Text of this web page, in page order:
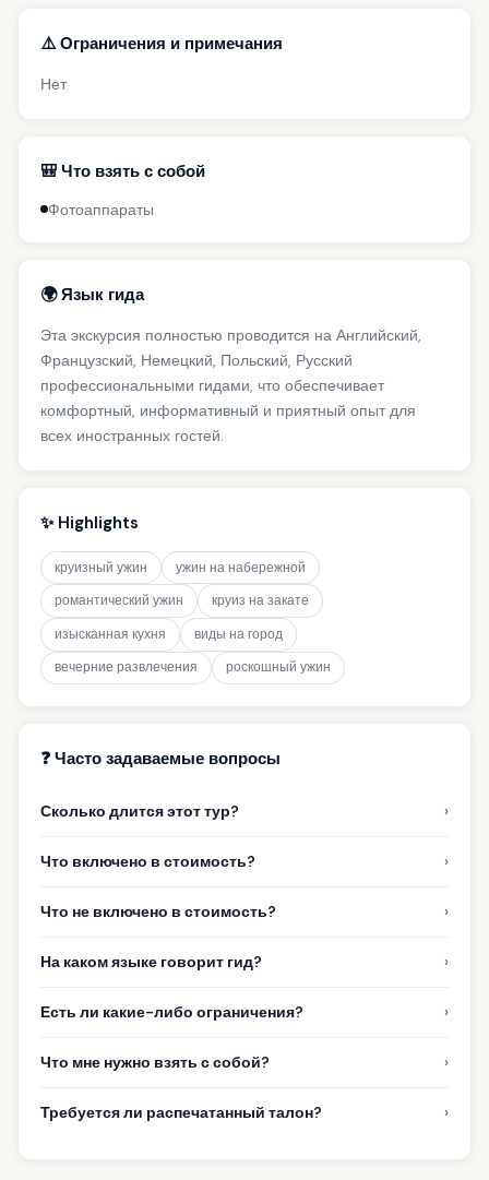
⚠️ Ограничения и примечания
Нет
🎒 Что взять с собой
Фотоаппараты
🌍 Язык гида
Эта экскурсия полностью проводится на Английский,
Французский, Немецкий, Польский, Русский
профессиональными гидами, что обеспечивает
комфортный, информативный и приятный опыт для
всех иностранных гостей.
✨ Highlights
круизный ужин
ужин на набережной
романтический ужин
круиз на закате
изысканная кухня
виды на город
вечерние развлечения
роскошный ужин
❓ Часто задаваемые вопросы
Сколько длится этот тур? ›
Что включено в стоимость? ›
Что не включено в стоимость? ›
На каком языке говорит гид? ›
Есть ли какие-либо ограничения? ›
Что мне нужно взять с собой? ›
Требуется ли распечатанный талон? ›